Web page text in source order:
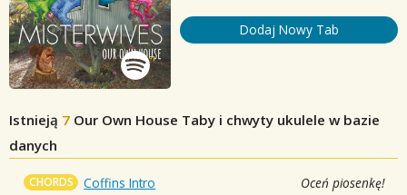
Dodaj Nowy Tab
Istnieją 7 Our Own House Taby i chwyty ukulele w bazie
danych
CHORDS Coffins Intro Oceń piosenkę!